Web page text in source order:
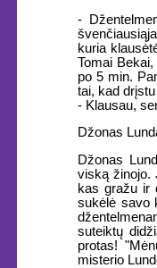
-
kuria
Tomai
po 5 min.
tai, kad
- Klausau,
Džonas
Džonas
viską žinojo.
kas gražu ir
sukėlė savo
suteiktų
protas!
misterio